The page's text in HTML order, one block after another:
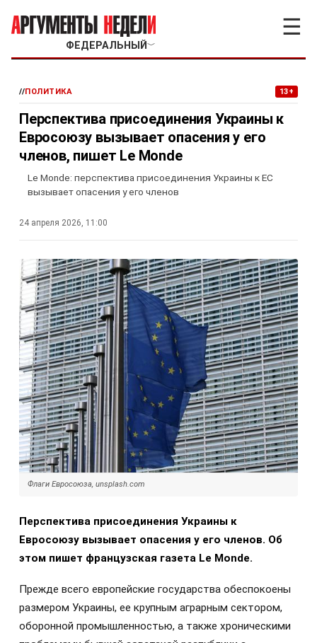
ФЕДЕРАЛЬНЫЙ ﹀
☰
//ПОЛИТИКА 13+
Перспектива присоединения Украины к
Евросоюзу вызывает опасения у его
членов, пишет Le Monde
Le Monde: перспектива присоединения Украины к ЕС
вызывает опасения у его членов
24 апреля 2026, 11:00
Флаги Евросоюза, unsplash.com
Перспектива присоединения Украины к
Евросоюзу вызывает опасения у его членов. Об
этом пишет французская газета Le Monde.
Прежде всего европейские государства обеспокоены
размером Украины, ее крупным аграрным сектором,
оборонной промышленностью, а также хроническими